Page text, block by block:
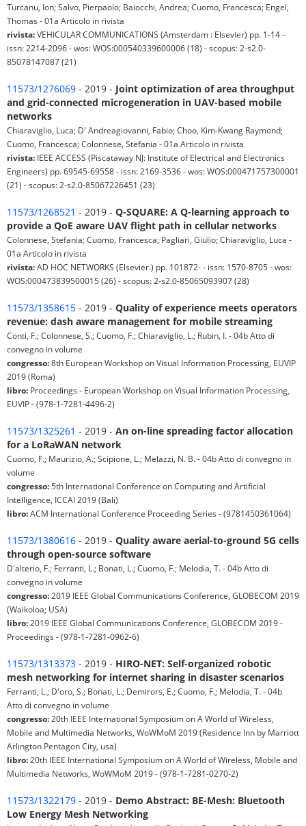
Turcanu, Ion; Salvo, Pierpaolo; Baiocchi, Andrea; Cuomo, Francesca; Engel,
Thomas - 01a Articolo in rivista
rivista:VEHICULAR COMMUNICATIONS (Amsterdam : Elsevier) pp. 1-14 -
issn: 2214-2096 - wos: WOS:000540339600006 (18) - scopus: 2-s2.0-
85078147087 (21)
11573/1276069 - 2019 - Joint optimization of area throughput
and grid-connected microgeneration in UAV-based mobile
networks
Chiaraviglio, Luca; D' Andreagiovanni, Fabio; Choo, Kim-Kwang Raymond;
Cuomo, Francesca; Colonnese, Stefania - 01a Articolo in rivista
rivista: IEEE ACCESS (Piscataway NJ: Institute of Electrical and Electronics
Engineers) pp. 69545-69558 - issn: 2169-3536 - wos: WOS:000471757300001
(21) - scopus: 2-s2.0-85067226451 (23)
11573/1268521 - 2019 - Q-SQUARE: A Q-learning approach to
provide a QoE aware UAV flight path in cellular networks
Colonnese, Stefania; Cuomo, Francesca; Pagliari, Giulio; Chiaraviglio, Luca -
01a Articolo in rivista
rivista:AD HOC NETWORKS (Elsevier.) pp. 101872- - issn: 1570-8705 - wos:
WOS:000473839500015 (26) - scopus: 2-s2.0-85065093907 (28)
11573/1358615 - 2019 - Quality of experience meets operators
revenue: dash aware management for mobile streaming
Conti, F.; Colonnese, S.; Cuomo, F.; Chiaraviglio, L.; Rubin, I. - 04b Atto di
convegno in volume
congresso:8th European Workshop on Visual Information Processing, EUVIP
2019 (Roma)
libro: Proceedings - European Workshop on Visual Information Processing,
EUVIP - (978-1-7281-4496-2)
11573/1325261 - 2019 - An on-line spreading factor allocation
for a LoRaWAN network
Cuomo, F.; Maurizio, A.; Scipione, L.; Melazzi, N. B. - 04b Atto di convegno in
volume
congresso: 5th International Conference on Computing and Artificial
Intelligence, ICCAI 2019 (Bali)
libro:ACM International Conference Proceeding Series - (9781450361064)
11573/1380616 - 2019 - Quality aware aerial-to-ground 5G cells
through open-source software
D'alterio, F.; Ferranti, L.; Bonati, L.; Cuomo, F.; Melodia, T. - 04b Atto di
convegno in volume
congresso: 2019 IEEE Global Communications Conference, GLOBECOM 2019
(Waikoloa; USA)
libro: 2019 IEEE Global Communications Conference, GLOBECOM 2019 -
Proceedings - (978-1-7281-0962-6)
11573/1313373 - 2019 - HIRO-NET: Self-organized robotic
mesh networking for internet sharing in disaster scenarios
Ferranti, L.; D'oro, S.; Bonati, L.; Demirors, E.; Cuomo, F.; Melodia, T. - 04b
Atto di convegno in volume
congresso: 20th IEEE International Symposium on A World of Wireless,
Mobile and Multimedia Networks, WoWMoM 2019 (Residence Inn by Marriott
Arlington Pentagon City, usa)
libro: 20th IEEE International Symposium on A World of Wireless, Mobile and
Multimedia Networks, WoWMoM 2019 - (978-1-7281-0270-2)
11573/1322179 - 2019 - Demo Abstract: BE-Mesh: Bluetooth
Low Energy Mesh Networking